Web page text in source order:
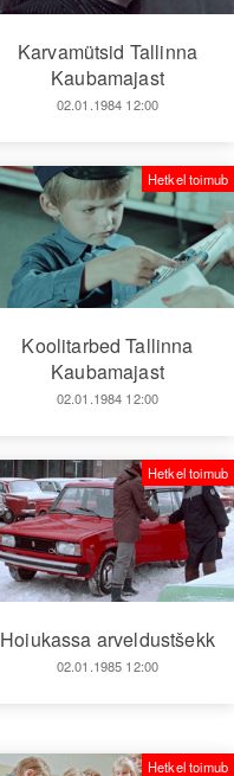
Karvamütsid Tallinna
Kaubamajast
02.01.1984 12:00
Koolitarbed Tallinna
Kaubamajast
02.01.1984 12:00
Hetkel toimub
Hoiukassa arveldustšekk
02.01.1985 12:00
Hetkel toimub
Hetkel toimub